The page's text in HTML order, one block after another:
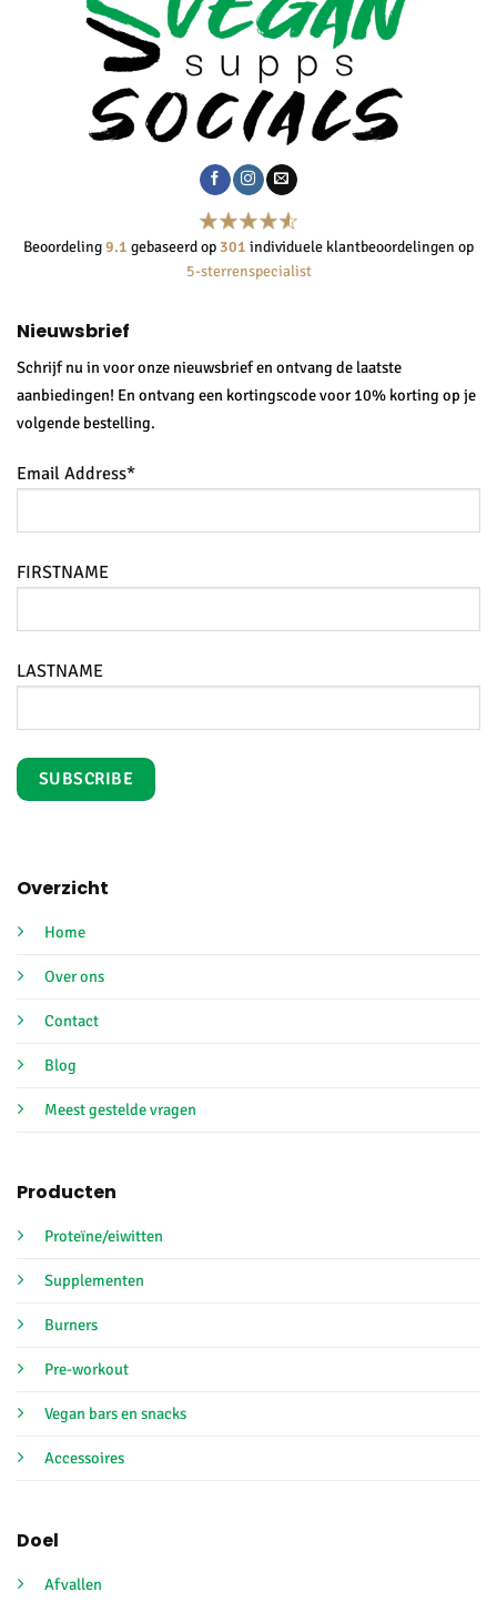
Beoordeling9.1 gebaseerd op 301 individuele klantbeoordelingen op
5-sterrenspecialist
Overzicht
Home
Over ons
Contact
Blog
Meest gestelde vragen
Producten
Proteïne/eiwitten
Supplementen
Burners
Pre-workout
Vegan bars en snacks
Accessoires
Doel
Afvallen
Nieuwsbrief
Schrijf nu in voor onze nieuwsbrief en ontvang de laatste
aanbiedingen! En ontvang een kortingscode voor 10% korting op je
volgende bestelling.
Email Address*
FIRSTNAME
LASTNAME